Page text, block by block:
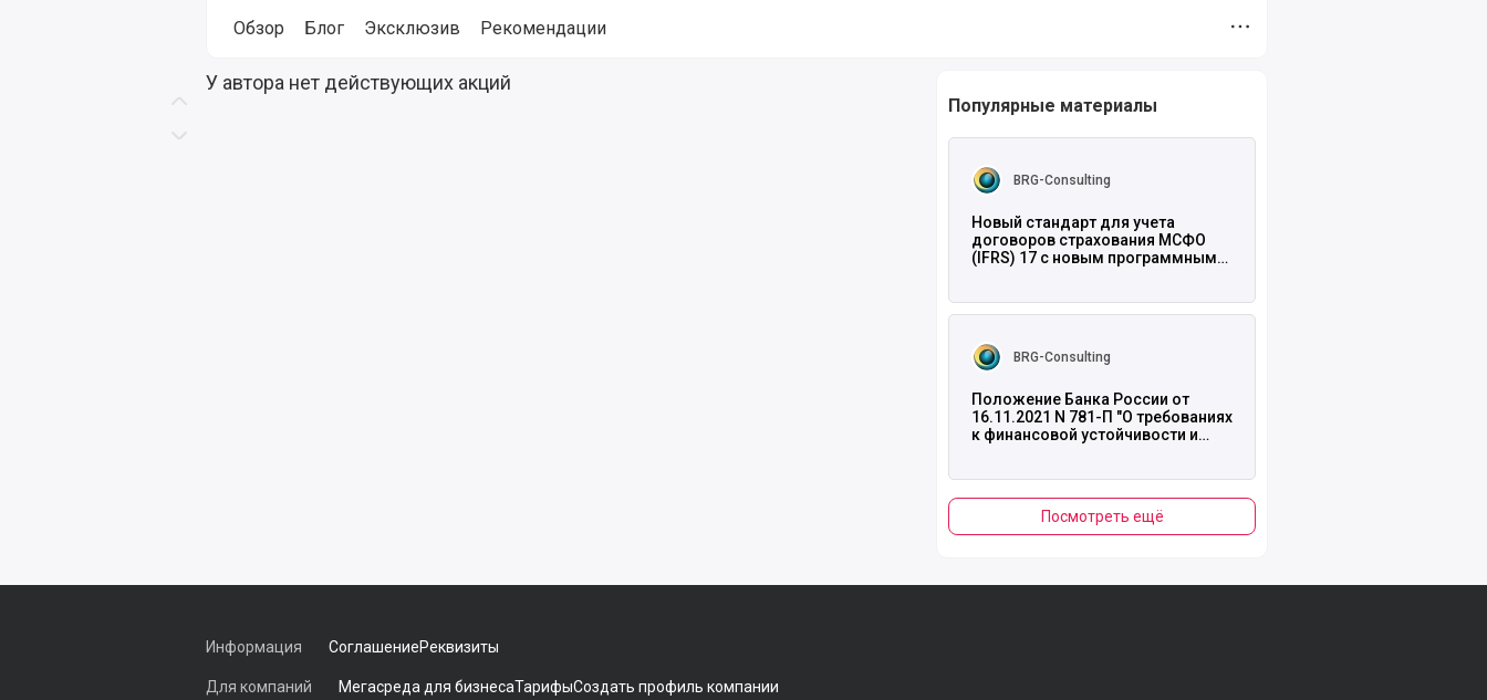
Скролл вниз
Обзор Блог Эксклюзив Рекомендации Дополнительное меню
Выгодные акции на продукты и сервисы от компании BRG-Consulting (@brg) размещённые на Мегасреде
У автора нет действующих акций
Популярные материалы
BRG-Consulting
Новый стандарт для учета
договоров страхования МСФО
(IFRS) 17 с новым программным
BRG-Consulting
Положение Банка России от
16.11.2021 N 781-П "О требованиях
к финансовой устойчивости и
Посмотреть ещё
Информация СоглашениеРеквизиты
Для компаний Мегасреда для бизнесаТарифыСоздать профиль компании